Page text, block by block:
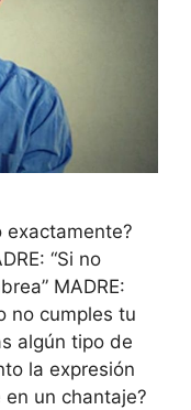
exactamente?
“Si no
MADRE:
no cumples tu
algún tipo de
la expresión
un chantaje?